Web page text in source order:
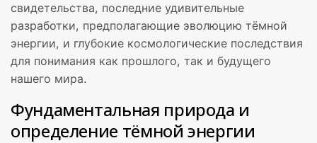
свидетельства, последние удивительные
разработки, предполагающие эволюцию тёмной
энергии, и глубокие космологические последствия
для понимания как прошлого, так и будущего
нашего мира.
Фундаментальная природа и
определение тёмной энергии